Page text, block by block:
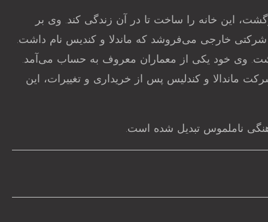
این خانه را ساخت تا در آن زندگی کند. وی بر
به شکلی بسیار مدرن و زیبا بنا گشته است. او در سال ۱۳۵۷ این خانه را به شرکتی خارجی می‌فروشد که ماندلا و کندیس نام داشت.
وی خود یکی از معماران معروف به حساب می‌آمد.
ماندالا و کندلیس پس از خریداری و تغییرات، این
ناملموس تبدیل شده است.